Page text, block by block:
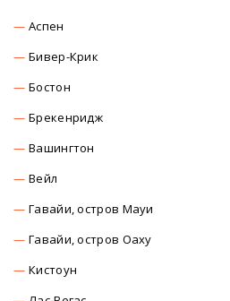
Аспен
Бивер-Крик
Бостон
Брекенридж
Вашингтон
Вейл
Гавайи, остров Мауи
Гавайи, остров Оаху
Кистоун